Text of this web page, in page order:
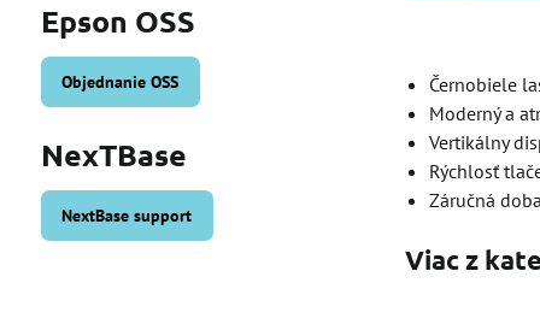
Černobiele
Moderný a
Vertikálny
Rýchlosť
Záručná
Viac z
Epson OSS
Objednanie OSS
NexTBase
NextBase support